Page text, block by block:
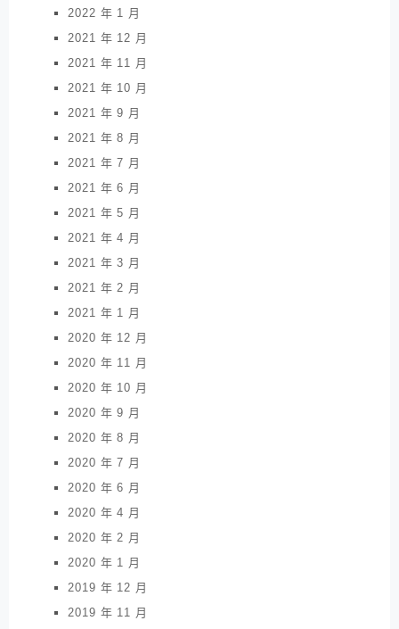
2022 年 1 月
2021 年 12 月
2021 年 11 月
2021 年 10 月
2021 年 9 月
2021 年 8 月
2021 年 7 月
2021 年 6 月
2021 年 5 月
2021 年 4 月
2021 年 3 月
2021 年 2 月
2021 年 1 月
2020 年 12 月
2020 年 11 月
2020 年 10 月
2020 年 9 月
2020 年 8 月
2020 年 7 月
2020 年 6 月
2020 年 4 月
2020 年 2 月
2020 年 1 月
2019 年 12 月
2019 年 11 月